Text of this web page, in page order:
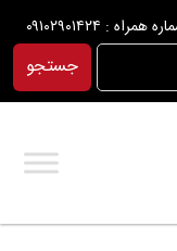
همراه : ۰۹۱۰۲۹۰۱۴۲۴
جستجو